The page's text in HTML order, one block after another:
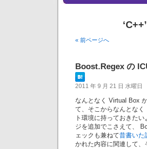
« 前ページへ
Boost.Regex の
2011 年 9 月 21 日 水曜日
なんとなく Virtual Box
て、そこからなんとな
ト環境に持っておきた
ジを追加でこさえて、
ェックも兼ねて昔書いた
かれた内容に関連して